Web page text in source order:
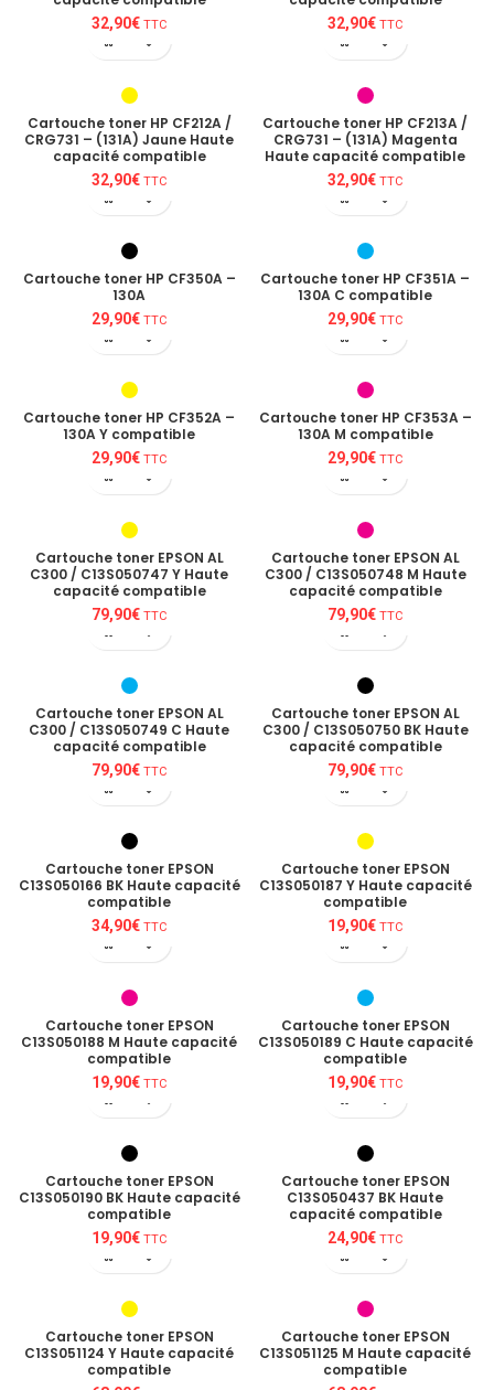
32,90€ TTC 32,90€ TTC
Cartouche toner HP CF212A /
CRG731 – (131A) Jaune Haute
capacité compatible
32,90€ TTC
Cartouche toner HP CF213A /
CRG731 – (131A) Magenta
Haute capacité compatible
32,90€ TTC
Cartouche toner HP CF350A –
130A
29,90€ TTC
Cartouche toner HP CF351A –
130A C compatible
29,90€ TTC
Cartouche toner HP CF352A –
130A Y compatible
29,90€ TTC
Cartouche toner HP CF353A –
130A M compatible
29,90€ TTC
Cartouche toner EPSON AL
C300 / C13S050747 Y Haute
capacité compatible
79,90€ TTC
Cartouche toner EPSON AL
C300 / C13S050748 M Haute
capacité compatible
79,90€ TTC
Cartouche toner EPSON AL
C300 / C13S050749 C Haute
capacité compatible
79,90€ TTC
Cartouche toner EPSON AL
C300 / C13S050750 BK Haute
capacité compatible
79,90€ TTC
Cartouche toner EPSON
C13S050166 BK Haute capacité
compatible
34,90€ TTC
Cartouche toner EPSON
C13S050187 Y Haute capacité
compatible
19,90€ TTC
Cartouche toner EPSON
C13S050188 M Haute capacité
compatible
19,90€ TTC
Cartouche toner EPSON
C13S050189 C Haute capacité
compatible
19,90€ TTC
Cartouche toner EPSON
C13S050190 BK Haute capacité
compatible
19,90€ TTC
Cartouche toner EPSON
C13S050437 BK Haute
capacité compatible
24,90€ TTC
Cartouche toner EPSON
C13S051124 Y Haute capacité
compatible
Cartouche toner EPSON
C13S051125 M Haute capacité
compatible